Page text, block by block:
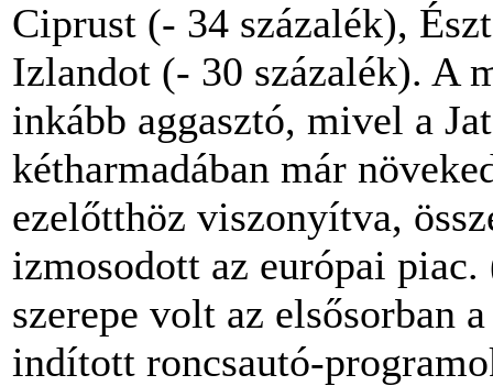
Ciprust (- 34 százalék),
Izlandot (- 30 százalék). A
inkább aggasztó, mivel a
kétharmadában már
ezelőtthöz viszonyítva,
izmosodott az európai
szerepe volt az elsősorban
indított roncsautó-